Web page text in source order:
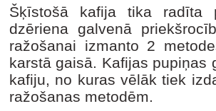
Šķīstošā kafija tika radīta
dzēriena galvenā
ražošanai izmanto 2
karstā gaisā. Kafijas pupiņas
kafiju, no kuras vēlāk tiek
ražošanas metodēm.